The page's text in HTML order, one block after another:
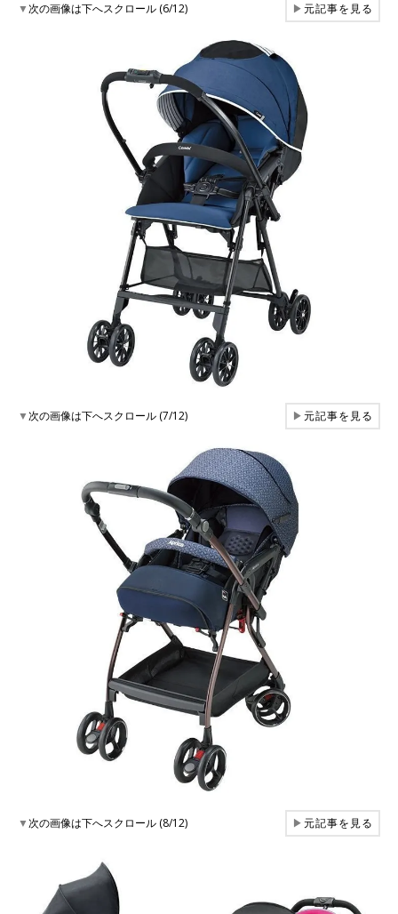
▼次の画像は下へスクロール (6/12) ▶元記事を見る
▼次の画像は下へスクロール (7/12) ▶元記事を見る
▼次の画像は下へスクロール (8/12) ▶元記事を見る